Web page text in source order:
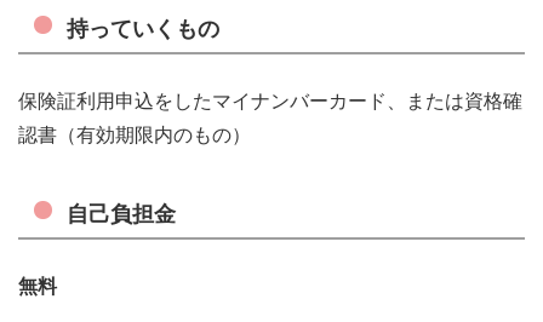
持っていくもの
保険証利用申込をしたマイナンバーカード、または資格確
認書（有効期限内のもの）
自己負担金
無料